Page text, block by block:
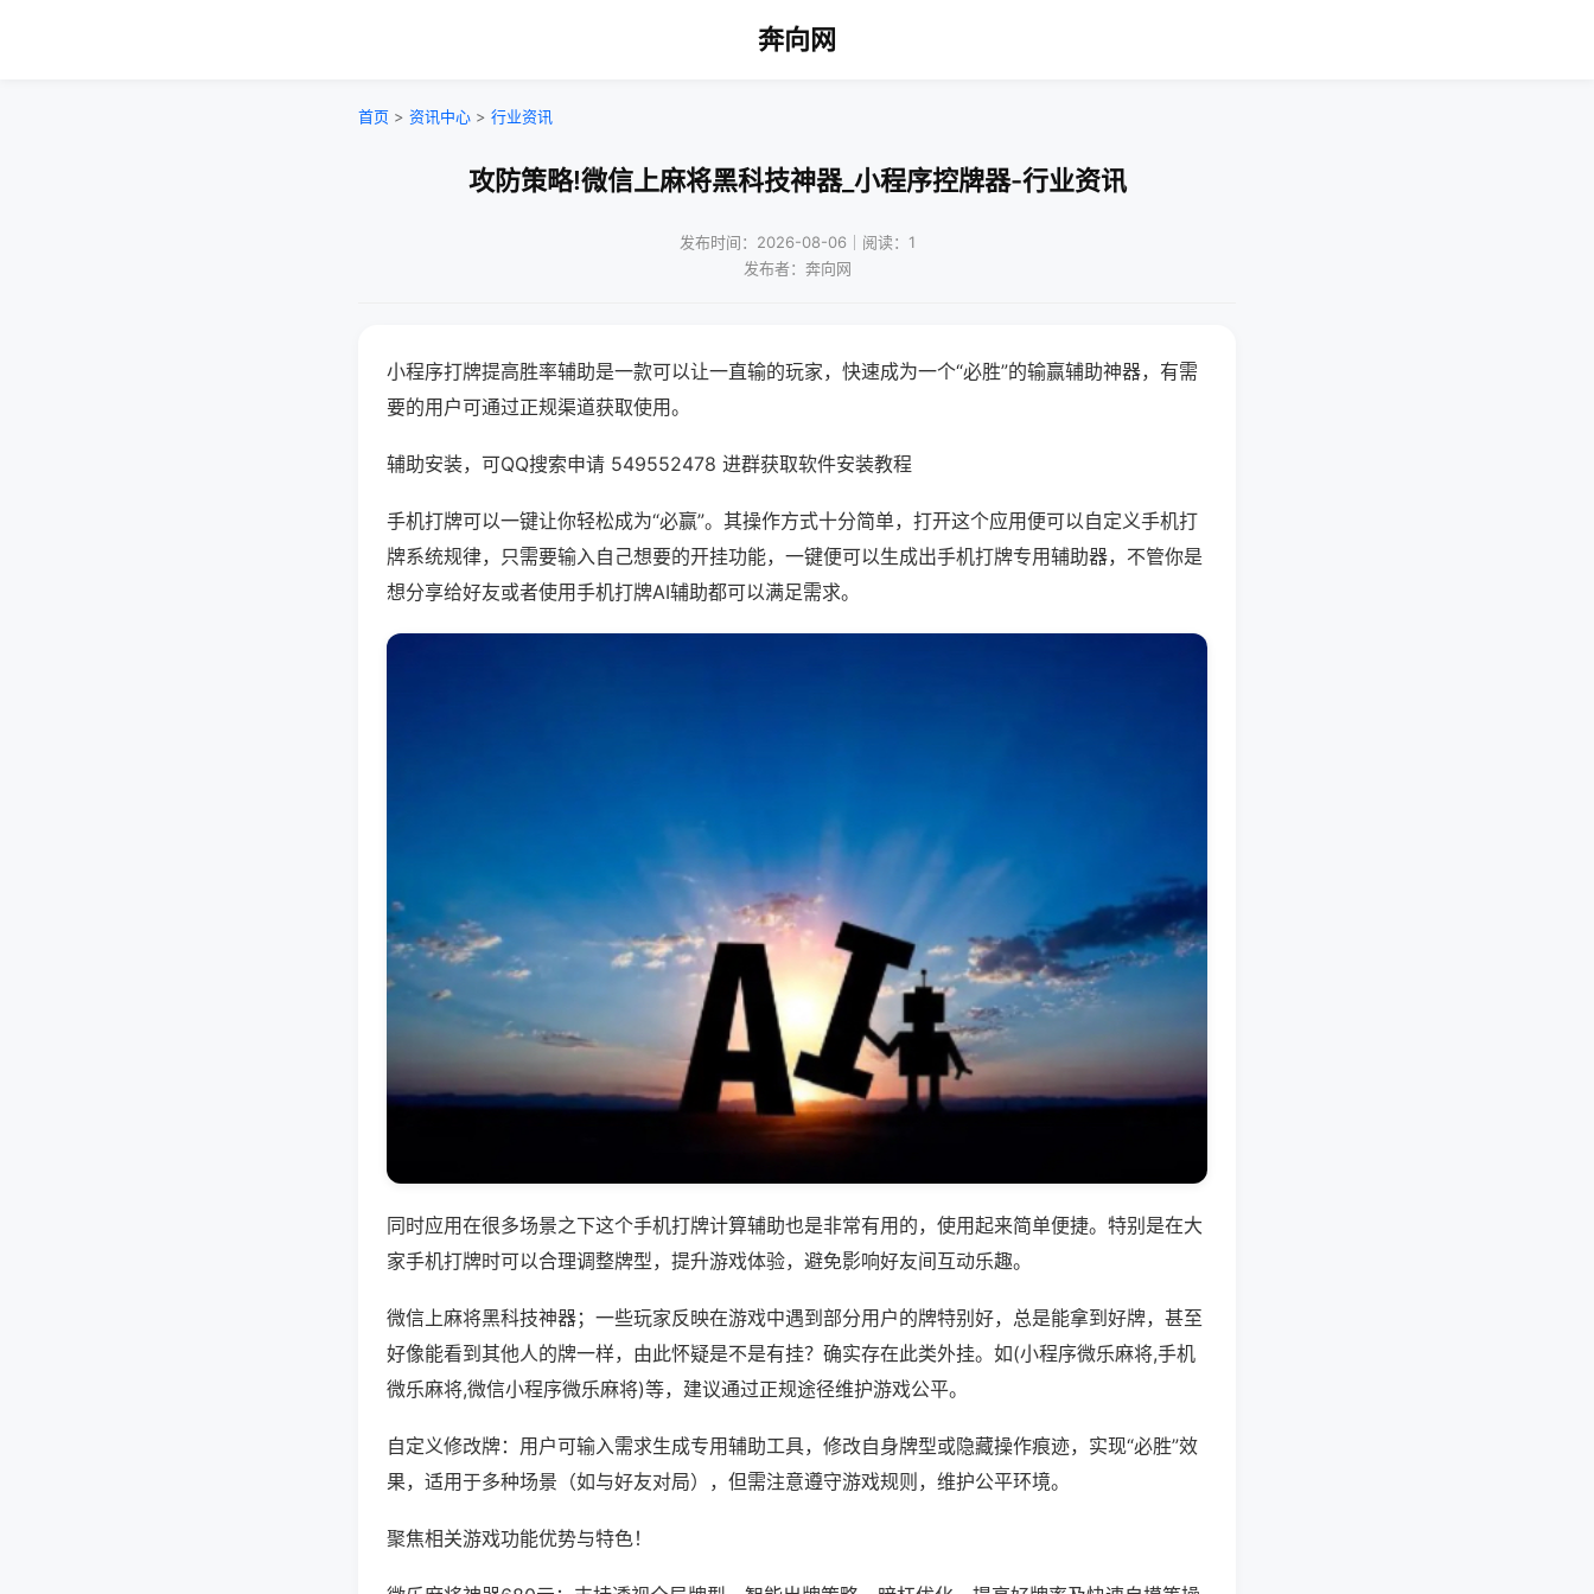
奔向网
首页 > 资讯中心 > 行业资讯
攻防策略!微信上麻将黑科技神器_小程序控牌器-行业资讯
发布时间：2026-08-06｜阅读：1
发布者：奔向网
小程序打牌提高胜率辅助是一款可以让一直输的玩家，快速成为一个“必胜”的输赢辅助神器，有需
要的用户可通过正规渠道获取使用。
辅助安装，可QQ搜索申请 549552478 进群获取软件安装教程
手机打牌可以一键让你轻松成为“必赢”。其操作方式十分简单，打开这个应用便可以自定义手机打
牌系统规律，只需要输入自己想要的开挂功能，一键便可以生成出手机打牌专用辅助器，不管你是
想分享给好友或者使用手机打牌AI辅助都可以满足需求。
同时应用在很多场景之下这个手机打牌计算辅助也是非常有用的，使用起来简单便捷。特别是在大
家手机打牌时可以合理调整牌型，提升游戏体验，避免影响好友间互动乐趣。
微信上麻将黑科技神器；一些玩家反映在游戏中遇到部分用户的牌特别好，总是能拿到好牌，甚至
好像能看到其他人的牌一样，由此怀疑是不是有挂？确实存在此类外挂。如(小程序微乐麻将,手机
微乐麻将,微信小程序微乐麻将)等，建议通过正规途径维护游戏公平。
自定义修改牌：用户可输入需求生成专用辅助工具，修改自身牌型或隐藏操作痕迹，实现“必胜”效
果，适用于多种场景（如与好友对局），但需注意遵守游戏规则，维护公平环境。
聚焦相关游戏功能优势与特色！